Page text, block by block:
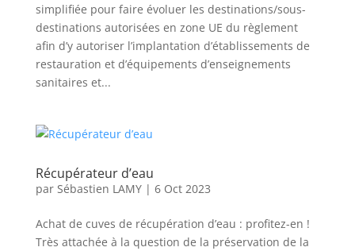
simplifiée pour faire évoluer les destinations/sous-
destinations autorisées en zone UE du règlement
afin d’y autoriser l’implantation d’établissements de
restauration et d’équipements d’enseignements
sanitaires et...
Récupérateur d’eau
par Sébastien LAMY| 6 Oct 2023
Achat de cuves de récupération d’eau : profitez-en !
Très attachée à la question de la préservation de la